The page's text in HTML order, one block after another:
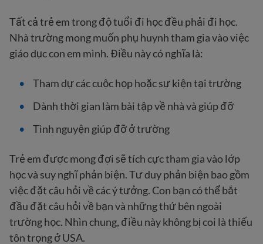
Tất cả trẻ em trong độ tuổi đi học đều phải đi học.
Nhà trường mong muốn phụ huynh tham gia vào việc
giáo dục con em mình. Điều này có nghĩa là:
Tham dự các cuộc họp hoặc sự kiện tại trường
Dành thời gian làm bài tập về nhà và giúp đỡ
Tình nguyện giúp đỡ ở trường
Trẻ em được mong đợi sẽ tích cực tham gia vào lớp
học và suy nghĩ phản biện. Tư duy phản biện bao gồm
việc đặt câu hỏi về các ý tưởng. Con bạn có thể bắt
đầu đặt câu hỏi về bạn và những thứ bên ngoài
trường học. Nhìn chung, điều này không bị coi là thiếu
tôn trọng ở USA.